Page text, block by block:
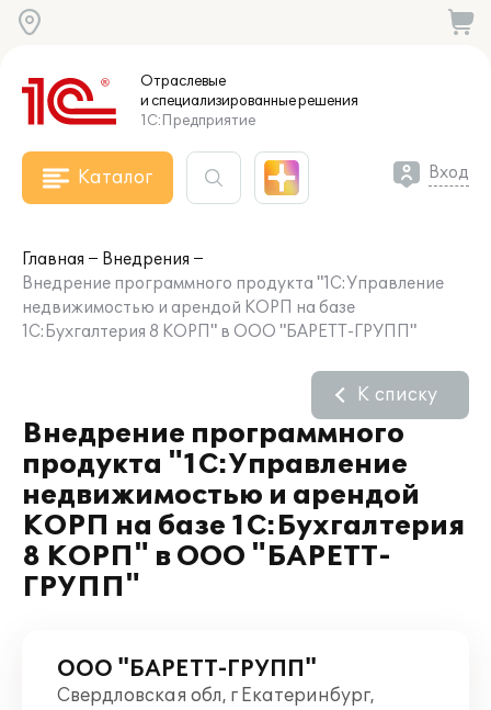
Отраслевые
и специализированныерешения
1С:Предприятие
Каталог Вход
Главная
Внедрения
Внедрение программного продукта "1С:Управление
недвижимостью и арендой КОРП на базе
1С:Бухгалтерия 8 КОРП" в ООО "БАРЕТТ-ГРУПП"
Внедрение программного
продукта "1С:Управление
недвижимостью и арендой
КОРП на базе 1С:Бухгалтерия
8 КОРП" в ООО "БАРЕТТ-
ГРУПП"
К списку
ООО "БАРЕТТ-ГРУПП"
Свердловская обл, г Екатеринбург,